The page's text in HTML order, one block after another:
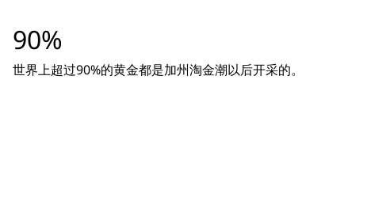
90%
世界上超过90%的黄金都是加州淘金潮以后开采的。